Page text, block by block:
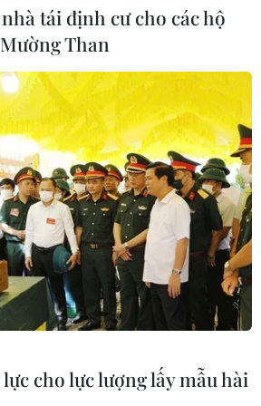
ít nhất 14
Số người
lên hơn 6.000
phát dữ dội
người phải sơ
tái định cư cho các hộ
Than
cho lực lượng lấy mẫu hài